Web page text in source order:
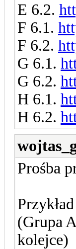
E 6.2.
F 6.1.
F 6.2.
G 6.1.
G 6.2.
H 6.1.
H 6.2.
Prośba
(Grupa
kolejce)